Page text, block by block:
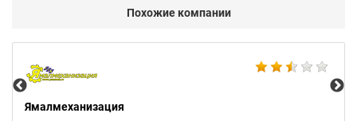
Похожие компании
Ямалмеханизация